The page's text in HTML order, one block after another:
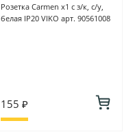
Розетка Carmen х1 с з/к, с/у,
белая IP20 VIKO арт. 90561008
155 ₽